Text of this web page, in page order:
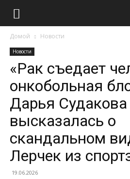
Домой Новости
Новости
«Рак съедает
онкобольная
Дарья Судакова
высказалась о
скандальном
Лерчек из
19.06.2026